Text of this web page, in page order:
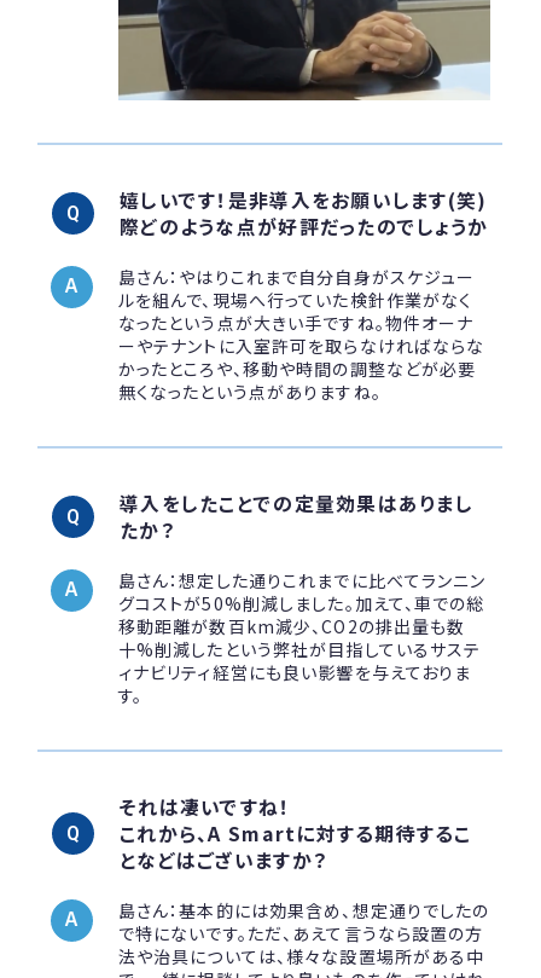
嬉しいです！是非導入をお願いします(笑)
際どのような点が好評だったのでしょうか
島さん：やはりこれまで自分自身がスケジュー
ルを組んで、現場へ行っていた検針作業がなく
なったという点が大きい手ですね。物件オーナ
ーやテナントに入室許可を取らなければならな
かったところや、移動や時間の調整などが必要
無くなったという点がありますね。
導入をしたことでの定量効果はありまし
たか？
島さん：想定した通りこれまでに比べてランニン
グコストが50%削減しました。加えて、車での総
移動距離が数百km減少、CO2の排出量も数
十%削減したという弊社が目指しているサステ
ィナビリティ経営にも良い影響を与えておりま
す。
それは凄いですね！
これから、A Smartに対する期待するこ
となどはございますか？
島さん：基本的には効果含め、想定通りでしたの
で特にないです。ただ、あえて言うなら設置の方
法や治具については、様々な設置場所がある中